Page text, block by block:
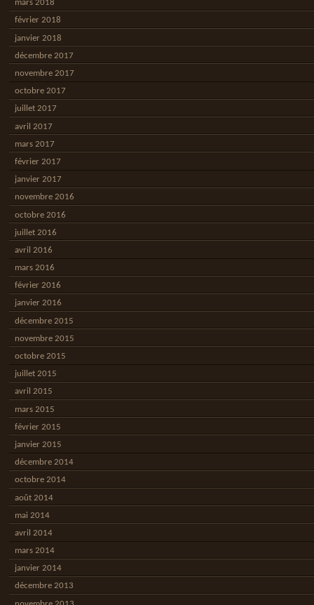
mars 2018
février 2018
janvier 2018
décembre 2017
novembre 2017
octobre 2017
juillet 2017
avril 2017
mars 2017
février 2017
janvier 2017
novembre 2016
octobre 2016
juillet 2016
avril 2016
mars 2016
février 2016
janvier 2016
décembre 2015
novembre 2015
octobre 2015
juillet 2015
avril 2015
mars 2015
février 2015
janvier 2015
décembre 2014
octobre 2014
août 2014
mai 2014
avril 2014
mars 2014
janvier 2014
décembre 2013